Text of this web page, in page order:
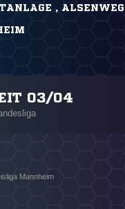
, ALSENWEG
03/04
Mannheim